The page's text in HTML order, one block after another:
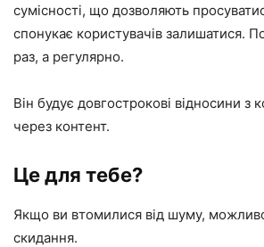
сумісності, що дозволяють
спонукає користувачів залишатися.
раз, а регулярно.
Він будує довгострокові відносини з
через контент.
Це для тебе?
Якщо ви втомилися від шуму,
скидання.